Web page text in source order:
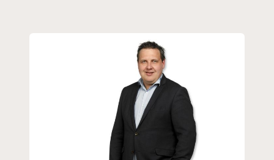
Nyere garage/værkstedsbygning med ledhejseport
Villa i landlige omgivelser med mange muligheder og god plads